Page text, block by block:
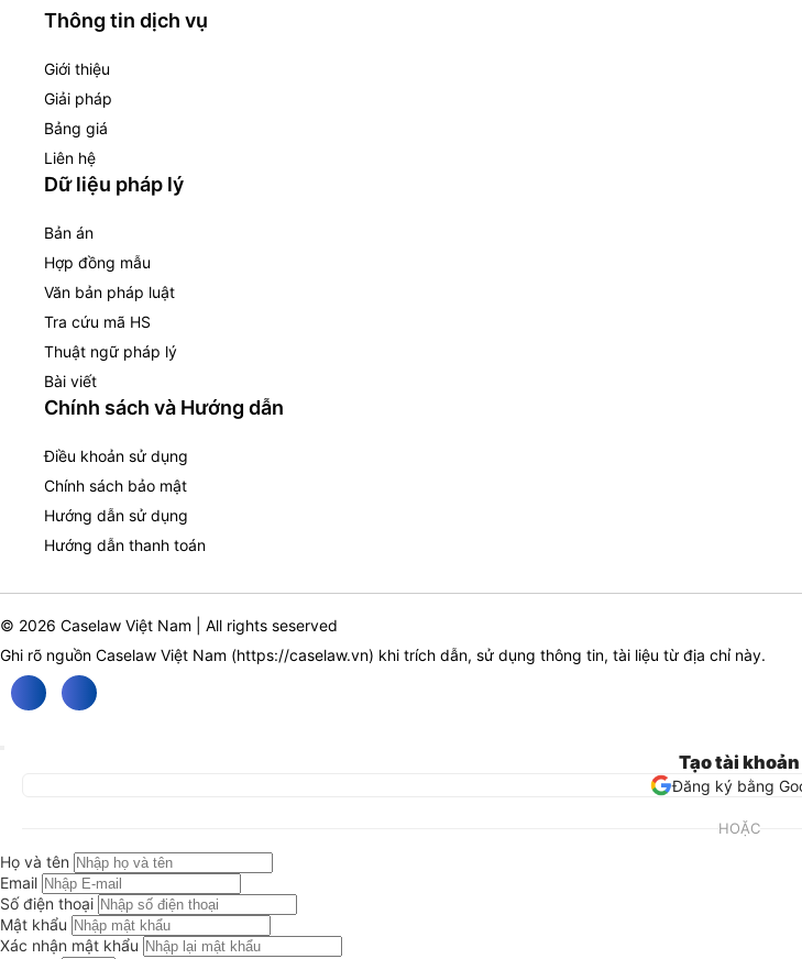
Thông tin dịch vụ
Giới thiệu
Giải pháp
Bảng giá
Liên hệ
Dữ liệu pháp lý
Bản án
Hợp đồng mẫu
Văn bản pháp luật
Tra cứu mã HS
Thuật ngữ pháp lý
Bài viết
Chính sách và Hướng dẫn
Điều khoản sử dụng
Chính sách bảo mật
Hướng dẫn sử dụng
Hướng dẫn thanh toán
© 2026 Caselaw Việt Nam | All rights seserved
Ghi rõ nguồn Caselaw Việt Nam (https://caselaw.vn) khi trích dẫn, sử dụng thông tin, tài liệu từ địa chỉ này.
Tạo tài khoản
Đăng ký bằng
HOẶC
Họ và tên
Email
Số điện thoại
Mật khẩu
Xác nhận mật khẩu